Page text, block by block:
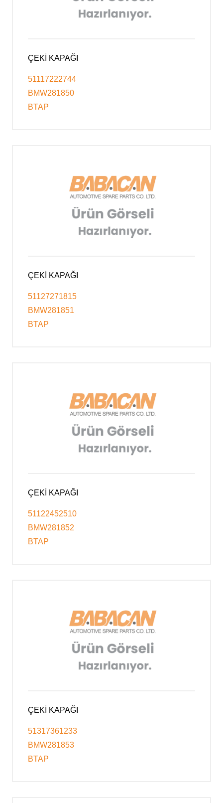
ÇEKİ KAPAĞI
51117222744
BMW281850
BTAP
ÇEKİ KAPAĞI
51127271815
BMW281851
BTAP
ÇEKİ KAPAĞI
51122452510
BMW281852
BTAP
ÇEKİ KAPAĞI
51317361233
BMW281853
BTAP